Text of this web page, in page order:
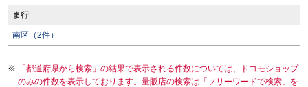
ま行
南区（2件）
「都道府県から検索」の結果で表示される件数については、ドコモショップ
のみの件数を表示しております。量販店の検索は「フリーワードで検索」を